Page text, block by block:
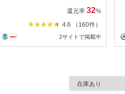
レ肉 ブランド牛 九州産 送
料無料 ブランド牛 ステー
キ肉 佐賀牛ヒレ 人気 ラン
キング 牛肉 佐賀県産 黒毛
和牛 【D500-002】ふるさ
還元率 32%
4.6 （160件）
2サイトで掲載中